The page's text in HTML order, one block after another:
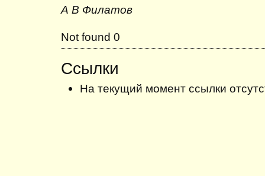
А В Филатов
Not found 0
Ссылки
На текущий момент ссылки